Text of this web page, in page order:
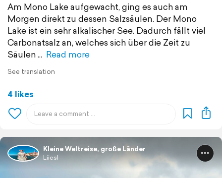
Am Mono Lake aufgewacht, ging es auch am
Morgen direkt zu dessen Salzsäulen. Der Mono
Lake ist ein sehr alkalischer See. Dadurch fällt viel
Carbonatsalz an, welches sich über die Zeit zu
Säulen
Read more
See translation
4 likes
Kleine Weltreise, große Länder
Liiesl